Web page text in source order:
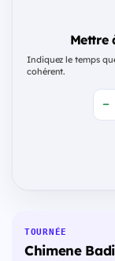
Mettre
Indiquez le temps
cohérent.
TOURNÉE
Chimene Badi